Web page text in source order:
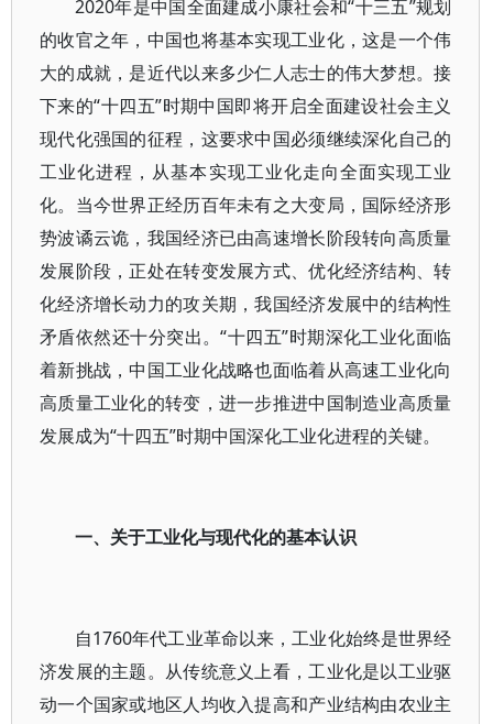
2020年是中国全面建成小康社会和“十三五”规划
的收官之年，中国也将基本实现工业化，这是一个伟
大的成就，是近代以来多少仁人志士的伟大梦想。接
下来的“十四五”时期中国即将开启全面建设社会主义
现代化强国的征程，这要求中国必须继续深化自己的
工业化进程，从基本实现工业化走向全面实现工业
化。当今世界正经历百年未有之大变局，国际经济形
势波谲云诡，我国经济已由高速增长阶段转向高质量
发展阶段，正处在转变发展方式、优化经济结构、转
化经济增长动力的攻关期，我国经济发展中的结构性
矛盾依然还十分突出。“十四五”时期深化工业化面临
着新挑战，中国工业化战略也面临着从高速工业化向
高质量工业化的转变，进一步推进中国制造业高质量
发展成为“十四五”时期中国深化工业化进程的关键。
一、关于工业化与现代化的基本认识
自1760年代工业革命以来，工业化始终是世界经
济发展的主题。从传统意义上看，工业化是以工业驱
动一个国家或地区人均收入提高和产业结构由农业主